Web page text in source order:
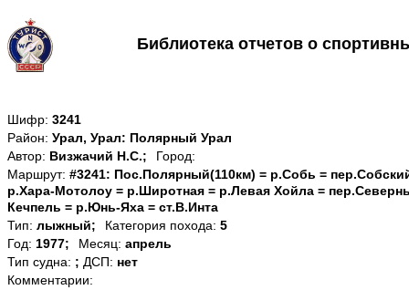
Библиотека отчетов о
Шифр: 3241
Район: Урал, Урал: Полярный Урал
Автор: Визжачий Н.С.;
Город:
Маршрут: #3241: Пос.Полярный(110км) = р.Собь =
р.Хара-Мотолоу = р.Широтная = р.Левая Хойла =
Кечпель = р.Юнь-Яха = ст.В.Инта
Тип: лыжный; Категория похода: 5
Год: 1977; Месяц: апрель
Тип судна: ; ДСП: нет
Комментарии: